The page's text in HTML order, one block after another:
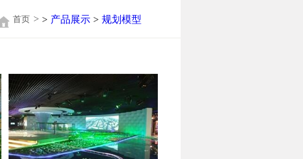
首页 > > 产品展示 > 规划模型